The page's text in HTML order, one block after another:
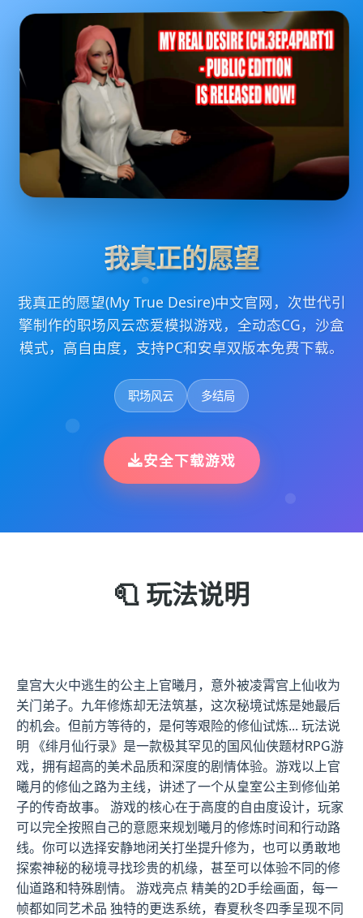
我真正的愿望
我真正的愿望(My True Desire)中文官网，次世代引
擎制作的职场风云恋爱模拟游戏，全动态CG，沙盒
模式，高自由度，支持PC和安卓双版本免费下载。
职场风云 多结局
安全下载游戏
🧻 玩法说明
皇宫大火中逃生的公主上官曦月，意外被凌霄宫上仙收为
关门弟子。九年修炼却无法筑基，这次秘境试炼是她最后
的机会。但前方等待的，是何等艰险的修仙试炼... 玩法说
明 《绯月仙行录》是一款极其罕见的国风仙侠题材RPG游
戏，拥有超高的美术品质和深度的剧情体验。游戏以上官
曦月的修仙之路为主线，讲述了一个从皇室公主到修仙弟
子的传奇故事。 游戏的核心在于高度的自由度设计，玩家
可以完全按照自己的意愿来规划曦月的修炼时间和行动路
线。你可以选择安静地闭关打坐提升修为，也可以勇敢地
探索神秘的秘境寻找珍贵的机缘，甚至可以体验不同的修
仙道路和特殊剧情。 游戏亮点 精美的2D手绘画面，每一
帧都如同艺术品 独特的更迭系统，春夏秋冬四季呈现不同